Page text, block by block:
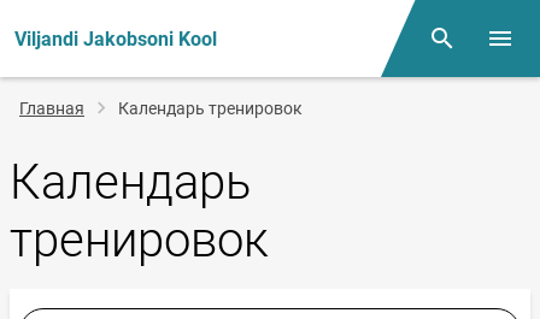
Viljandi Jakobsoni Kool Поиск
Строка
навигации
Главная Календарь тренировок
Календарь
тренировок